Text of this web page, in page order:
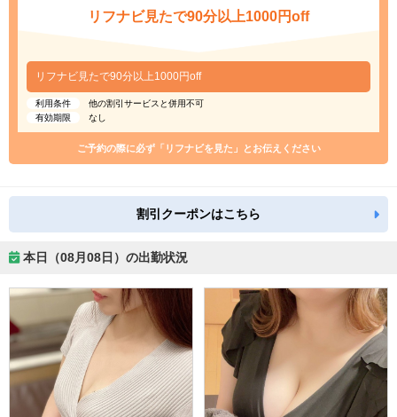
リフナビ見たで90分以上1000円off
リフナビ見たで90分以上1000円off
利用条件
他の割引サービスと併用不可
有効期限
なし
ご予約の際に必ず「リフナビを見た」とお伝えください
割引クーポンはこちら
本日（08月08日）の出勤状況